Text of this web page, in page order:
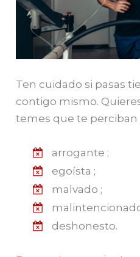
Ten cuidado si pasas
contigo mismo.
temes que te perciban
arrogante ;
egoísta ;
malvado ;
deshonesto.